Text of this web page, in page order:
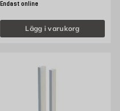
Endast online
Lägg i varukorg